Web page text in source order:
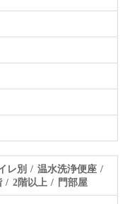
レ別
温水洗浄便座
2階以上 門部屋